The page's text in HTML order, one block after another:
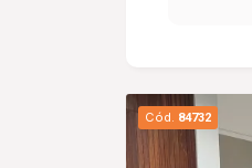
serviço,
sendo 01
e 01
Cód. 84732